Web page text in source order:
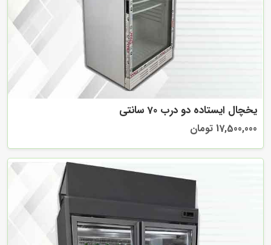
یخچال ایستاده دو درب 70 سانتی
17,500,000 تومان